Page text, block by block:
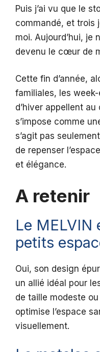
Puis j’ai vu que le
commandé, et trois
moi. Aujourd’hui, je
devenu le cœur de
Cette fin d’année,
familiales, les
d’hiver appellent
s’impose comme
s’agit pas
de repenser
et élégance.
A retenir
Le MELVIN
petits
Oui, son design
un allié idéal pour
de taille modeste
optimise l’espace
visuellement.